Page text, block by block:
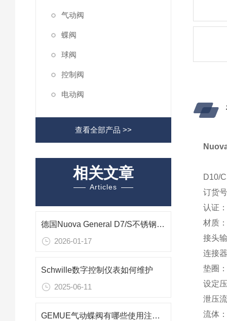
气动阀
蝶阀
球阀
控制阀
电动阀
查看全部产品 >>
相关文章
Articles
德国Nuova General D7/S不锈钢安全阀危险工况下的应用指南
2026-01-17
Schwille数字控制仪表如何维护
2025-06-11
GEMUE气动蝶阀有哪些使用注意事项
D10/
订货
认证
材质
接头
连接
垫圈
设定
泄压
流体